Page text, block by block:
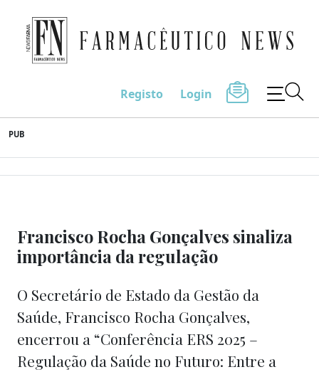
to
content
Farmacêutico News
Registo Login
PUB
Francisco Rocha Gonçalves sinaliza
importância da regulação
O Secretário de Estado da Gestão da
Saúde, Francisco Rocha Gonçalves,
encerrou a “Conferência ERS 2025 –
Regulação da Saúde no Futuro: Entre a